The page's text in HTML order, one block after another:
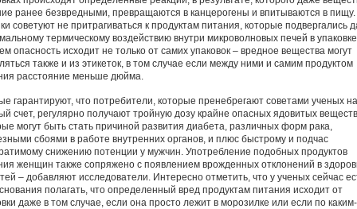
ранее безвредными, превращаются в канцерогены и впитываются в пищу.
советуют не притрагиваться к продуктам питания, которые подвергались
термическому воздействию внутри микроволновых печей в
опасность исходит не только от самих упаковок – вредное вещества могут
также и из этикеток, в том случае если между ними и самим продуктом
расстояние меньше дюйма.
гарантируют, что потребители, которые пренебрегают советами ученых на
счет, регулярно получают тройную дозу крайне опасных ядовитых
могут быть стать причиной развития диабета, различных форм рака,
сбоями в работе внутренних органов, и плюс быстрому и подчас
снижению потенции у мужчин. Употребление подобных продуктов
женщин также сопряжено с появлением врожденных отклонений в
– добавляют исследователи. Интересно отметить, что у ученых сейчас
полагать, что определенный вред продуктам питания исходит от
даже в том случае, если она просто лежит в морозилке или если по